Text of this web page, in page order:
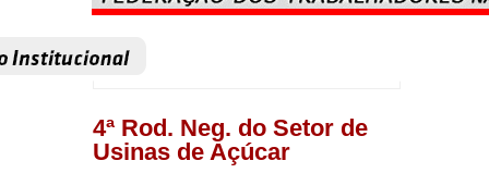
4ª Rod. Neg. do Setor de
Usinas de Açúcar